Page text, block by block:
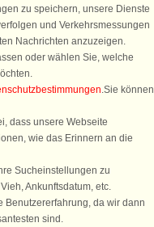
den DanCenter Newsletter
Gewinnspiele und
zu speichern, unsere Dienste
und Verkehrsmessungen
Nachrichten anzuzeigen.
oder wählen Sie, welche
.Sie können
dass unsere Webseite
wie das Erinnern an die
Sucheinstellungen zu
Ankunftsdatum, etc.
Benutzererfahrung, da wir dann
sind.